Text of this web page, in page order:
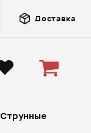
Доставка
Струнные